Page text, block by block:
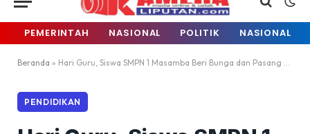
PEMERINTAH NASIONAL POLITIK NASIONAL
Beranda » Hari Guru, Siswa SMPN 1 Masamba Beri Bunga dan Pasang Selendang ke Guru
PENDIDIKAN